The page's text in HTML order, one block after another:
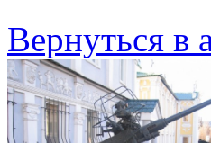
Вернуться в